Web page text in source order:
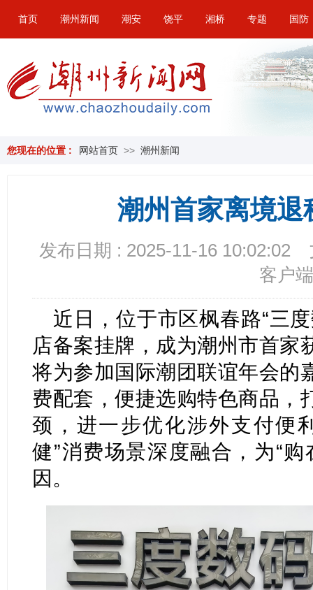
首页 潮州新闻 潮安 饶平 湘桥 专题 国防
您现在的位置 : 网站首页 >> 潮州新闻
潮州首家离境退
发布日期 : 2025-11-16 10:02:02
客户端
近日，位于市区枫春路“三
店备案挂牌，成为潮州市首家
将为参加国际潮团联谊年会的
费配套，便捷选购特色商品，
颈，进一步优化涉外支付便
健”消费场景深度融合，为“
因。